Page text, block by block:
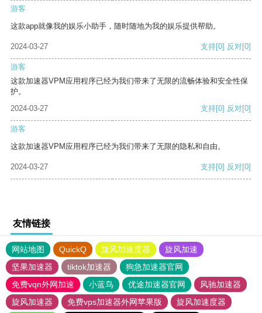
游客
这款app就像我的娱乐小助手，随时随地为我的娱乐提供帮助。
2024-03-27 支持[0] 反对[0]
游客
这款加速器VPM应用程序已经为我们带来了无限的流畅体验和安全性保
护。
2024-03-27
支持[0] 反对[0]
游客
这款加速器VPM应用程序已经为我们带来了无限的隐私和自由。
2024-03-27 支持[0] 反对[0]
友情链接
网站地图 QuickQ 旋风加速度器
旋风加速
坚果加速器
tiktok加速器
狗急加速器官网
免费vqn外网加速
小蓝鸟 优途加速器官网
风驰加速器
旋风加速器
免费vps加速器外网苹果版
旋风加速度器